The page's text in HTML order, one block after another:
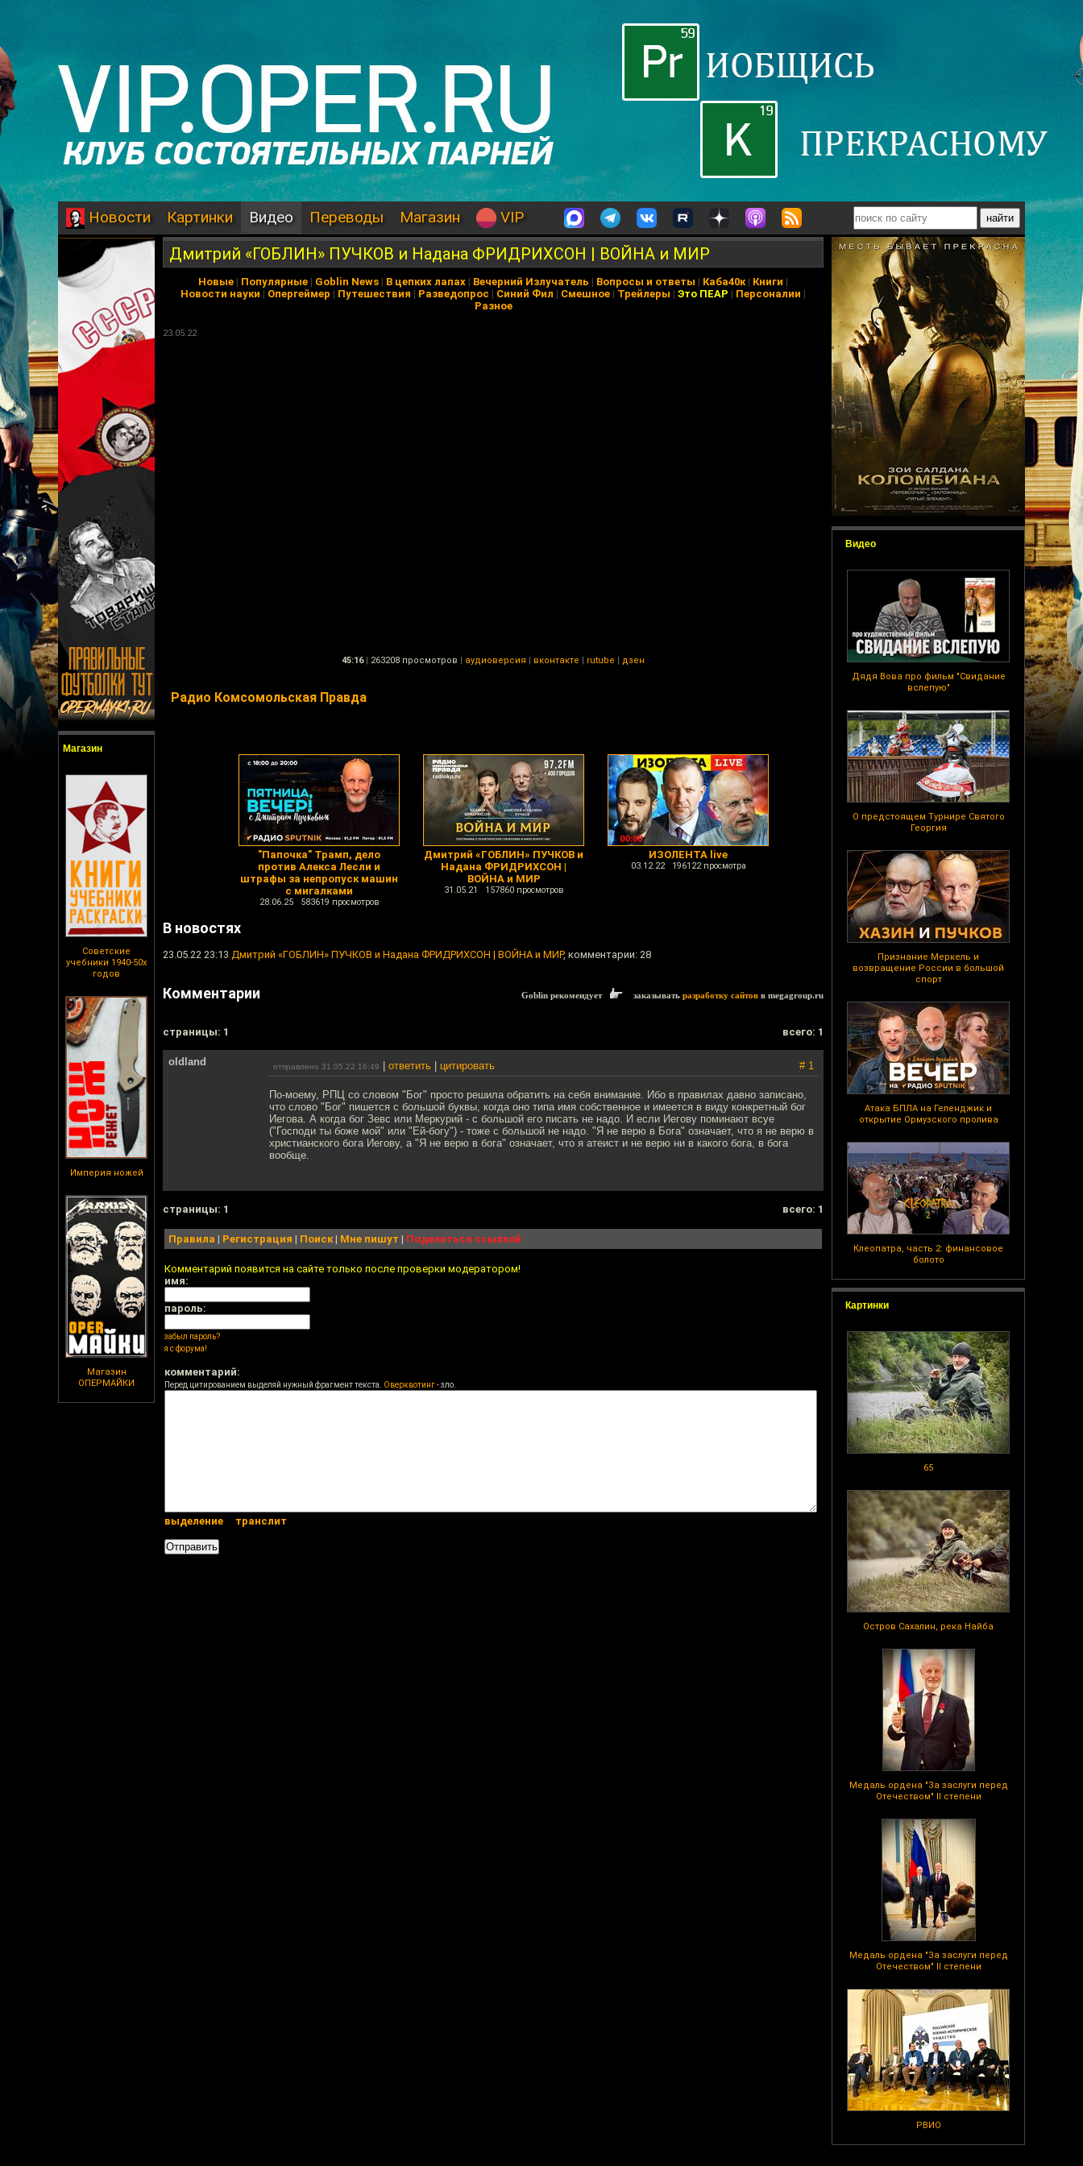
Новости Картинки Видео Переводы Магазин VIP
Магазин
Советские
учебники 1940-50х
годов
Империя ножей
Магазин
ОПЕРМАЙКИ
Видео
Дядя Вова про фильм "Свидание
вслепую"
О предстоящем Турнире Святого
Георгия
Признание Меркель и
возвращение России в большой
спорт
Атака БПЛА на Геленджик и
открытие Ормузского пролива
Клеопатра, часть 2: финансовое
болото
Картинки
65
Остров Сахалин, река Найба
Медаль ордена "За заслуги перед
Отечеством" II степени
Медаль ордена "За заслуги перед
Отечеством" II степени
РВИО
Дмитрий «ГОБЛИН» ПУЧКОВ и Надана ФРИДРИХСОН | ВОЙНА и МИР
Новые | Популярные | Goblin News | В цепких лапах | Вечерний Излучатель | Вопросы и ответы | Каба40к| Книги |
Новости науки | Опергеймер | Путешествия | Разведопрос | Синий Фил | Смешное | Трейлеры | Это ПЕАР | Персоналии |
Разное
23.05.22
45:16 | 263208 просмотров | аудиоверсия | вконтакте | rutube | дзен
Радио Комсомольская Правда
"Папочка" Трамп, дело
против Алекса Лесли и
штрафы за непропуск машин
с мигалками
28.06.25 583619 просмотров
Дмитрий «ГОБЛИН» ПУЧКОВ и
Надана ФРИДРИХСОН |
ВОЙНА и МИР
31.05.21 157860 просмотров
ИЗОЛЕНТА live
03.12.22 196122 просмотра
В новостях
23.05.22 23:13 Дмитрий «ГОБЛИН» ПУЧКОВ и Надана ФРИДРИХСОН | ВОЙНА и МИР, комментарии: 28
Комментарии Goblin рекомендует заказывать разработку сайтов в megagroup.ru
cтраницы: 1 всего: 1
oldland отправлено 31.05.22 16:49 ответить цитировать # 1
По-моему, РПЦ со словом "Бог" просто решила обратить на себя внимание. Ибо в правилах давно записано,
что слово "Бог" пишется с большой буквы, когда оно типа имя собственное и имеется в виду конкретный бог
Иегова. А когда бог Зевс или Меркурий - с большой его писать не надо. И если Иегову поминают всуе
("Господи ты боже мой" или "Ей-богу") - тоже с большой не надо. "Я не верю в Бога" означает, что я не верю в
христианского бога Иегову, а "Я не верю в бога" означает, что я атеист и не верю ни в какого бога, в бога
вообще.
cтраницы: 1 всего: 1
Правила | Регистрация | Поиск| Мне пишут | Поделиться ссылкой
Комментарий появится на сайте только после проверки модератором!
имя:
пароль:
забыл пароль?
я с форума!
комментарий:
Перед цитированием выделяй нужный фрагмент текста. Оверквотинг- зло.
выделение транслит